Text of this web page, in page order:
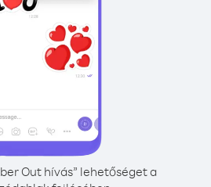
Out hívás” lehetőséget a